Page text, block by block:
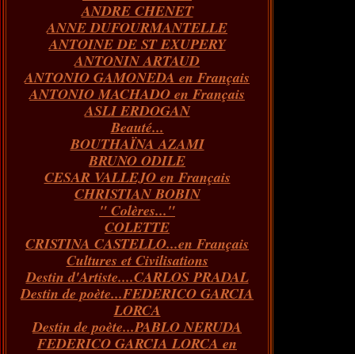
Janvier(60)
Février(68)
Janvier(86)
Mars(65)
Février(70)
Janvier(66)
Avril(76)
Mars(66)
Février(67)
Janvier(73)
Mai(82)
Avril(62)
Mars(66)
Février(55)
Janvier(43)
Juin(84)
Mai(89)
Avril(59)
Mars(73)
Février(54)
Janvier(51)
Juillet(72)
Juin(65)
Mai(97)
Avril(73)
Mars(100)
Février(146)
Janvier(124)
Août(40)
Juillet(31)
Juin(26)
ANDRE CHENET
ANNE DUFOURMANTELLE
ANTOINE DE ST EXUPERY
ANTONIN ARTAUD
ANTONIO GAMONEDA en Français
ANTONIO MACHADO en Français
ASLI ERDOGAN
Beauté...
BOUTHAÏNA AZAMI
BRUNO ODILE
CESAR VALLEJO en Français
CHRISTIAN BOBIN
" Colères..."
COLETTE
CRISTINA CASTELLO...en Français
Cultures et Civilisations
Destin d'Artiste....CARLOS PRADAL
Destin de poète...FEDERICO GARCIA
LORCA
Destin de poète...PABLO NERUDA
FEDERICO GARCIA LORCA en